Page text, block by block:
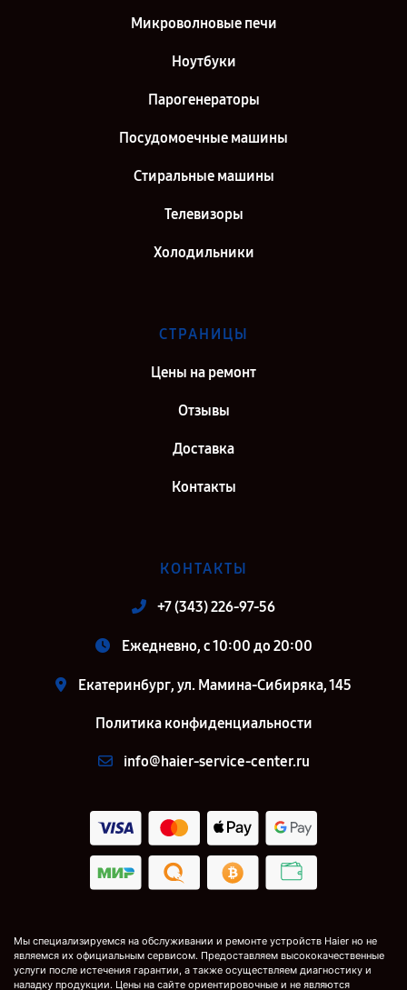
Микроволновые печи
Ноутбуки
Парогенераторы
Посудомоечные машины
Стиральные машины
Телевизоры
Холодильники
СТРАНИЦЫ
Цены на ремонт
Отзывы
Доставка
Контакты
КОНТАКТЫ
+7 (343) 226-97-56
Ежедневно, с 10:00 до 20:00
Екатеринбург, ул. Мамина-Сибиряка, 145
Политика конфиденциальности
info@haier-service-center.ru
Мы специализируемся на обслуживании и ремонте устройств Haier но не
являемся их официальным сервисом. Предоставляем высококачественные
услуги после истечения гарантии, а также осуществляем диагностику и
наладку продукции. Цены на сайте ориентировочные и не являются